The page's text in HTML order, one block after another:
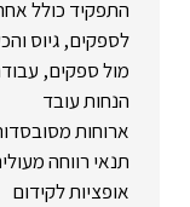
התפקיד כולל
לספקים, גיוס
מול ספקים,
הנחות עובד
ארוחות
תנאי רווחה
אופציות לקידום